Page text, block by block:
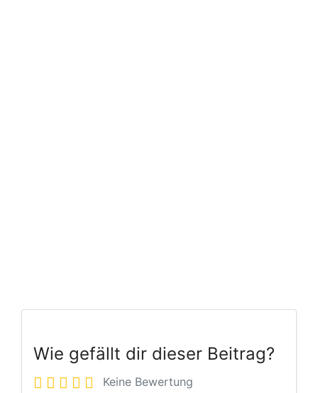
Wie gefällt dir dieser Beitrag?
Keine Bewertung